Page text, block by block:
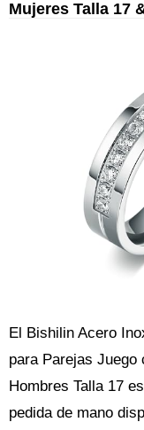
Mujeres Talla 17
El Bishilin Acero
para Parejas Juego
Hombres Talla 17
pedida de mano